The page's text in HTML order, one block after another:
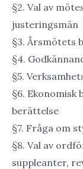
§2. Val av
justeringsmän
§3. Årsmötets
§4.
§5.
§6.
berättelse
§7. Fråga om
§8. Val av
suppleanter,